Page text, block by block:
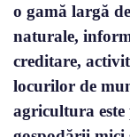
o gamă largă
naturale,
creditare,
locurilor de
agricultura